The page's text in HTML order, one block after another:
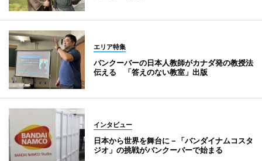
エリア特集
バンクーバーの日本人教師がカナダ発の教授法
伝える 「答えのない教室」出版
インタビュー
日本から世界を舞台に－「バンダイナムコスタ
ジオ」の挑戦がバンクーバーで始まる